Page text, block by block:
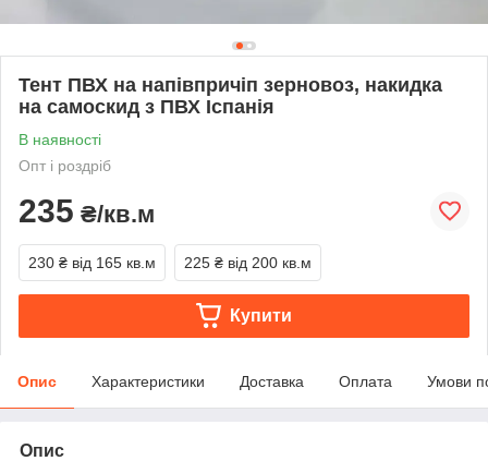
Тент ПВХ на напівпричіп зерновоз, накидка
на самоскид з ПВХ Іспанія
В наявності
Опт і роздріб
235 ₴/кв.м
230 ₴ від 165 кв.м 225 ₴ від 200 кв.м
Купити
Опис Характеристики Доставка Оплата Умови
Опис